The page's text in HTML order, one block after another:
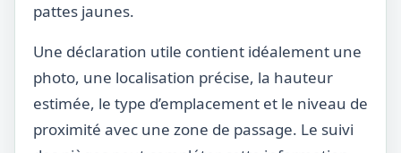
pattes jaunes.
Une déclaration utile contient idéalement une
photo, une localisation précise, la hauteur
estimée, le type d’emplacement et le niveau de
proximité avec une zone de passage. Le suivi